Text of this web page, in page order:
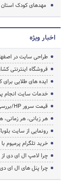
مهدهای کودک
اخبار ویژه
طراحی سایت در
فروشگاه اینترنتی
ایده های طلایی برای
خدمات سایت انجام
قیمت سرور HP/بررسی و خرید سرور اچ پی
هر زبانی، هر زمانی،
رونمایی از سایت
خرید تلگرام پرمیوم
چرا لامپ ال ای دی
چرا پنل های ال ای